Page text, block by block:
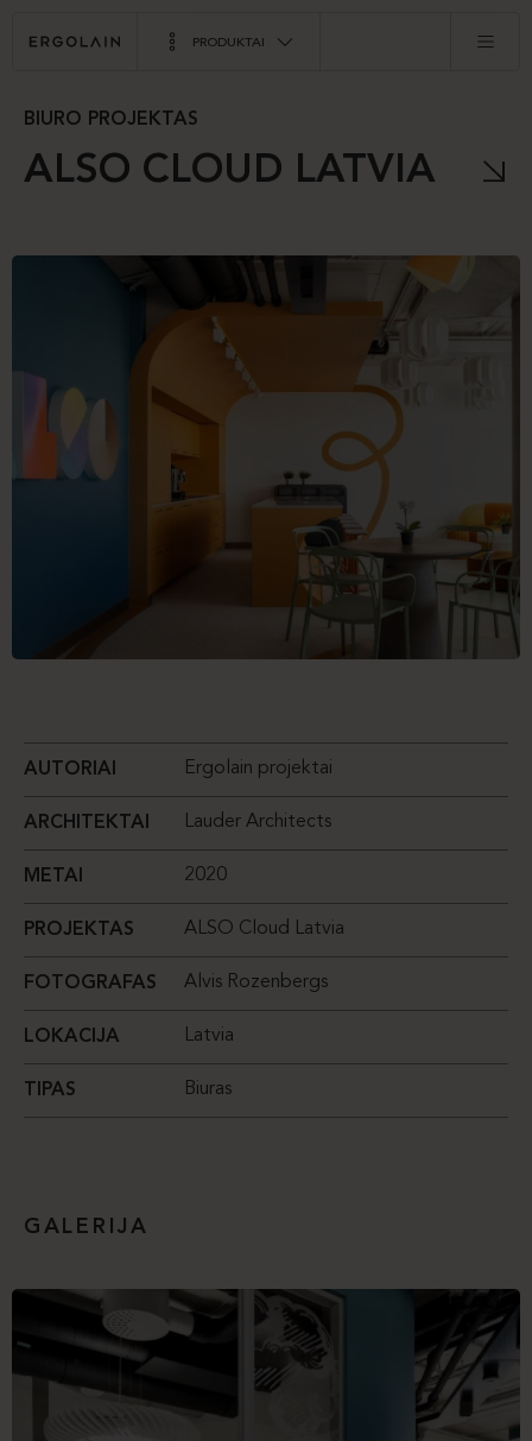
PRODUKTAI
BIURO PROJEKTAS
ALSO CLOUD LATVIA
AUTORIAI Ergolain projektai
ARCHITEKTAI Lauder Architects
METAI 2020
PROJEKTAS ALSO Cloud Latvia
FOTOGRAFAS Alvis Rozenbergs
LOKACIJA Latvia
TIPAS Biuras
GALERIJA